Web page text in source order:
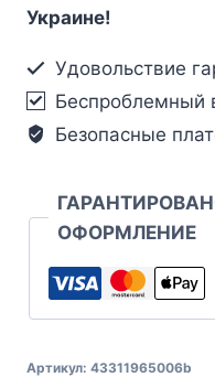
Украине!
Удовольствие
Беспроблемный
Безопасные
ОФОРМЛЕНИЕ
Артикул: 43311965006b